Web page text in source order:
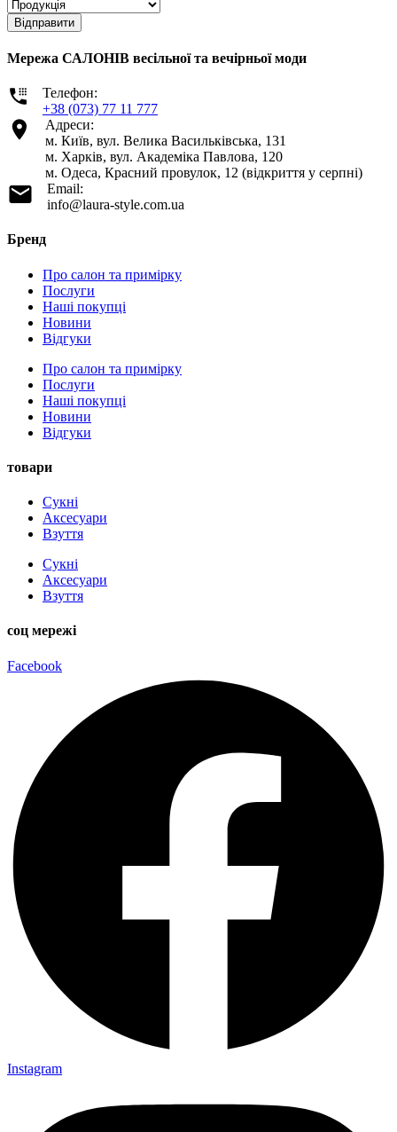
Відправити
Мережа САЛОНІВ весільної та вечірньої моди
Телефон:
+38 (073) 77 11 777
Адреси:
м. Київ, вул. Велика Васильківська, 131
м. Харків, вул. Академіка Павлова, 120
м. Одеса, Красний провулок, 12 (відкриття у серпні)
Email:
info@laura-style.com.ua
Бренд
Про салон та примірку
Послуги
Наші покупці
Новини
Відгуки
Про салон та примірку
Послуги
Наші покупці
Новини
Відгуки
товари
Сукні
Аксесуари
Взуття
Сукні
Аксесуари
Взуття
соц мережі
Facebook
Instagram